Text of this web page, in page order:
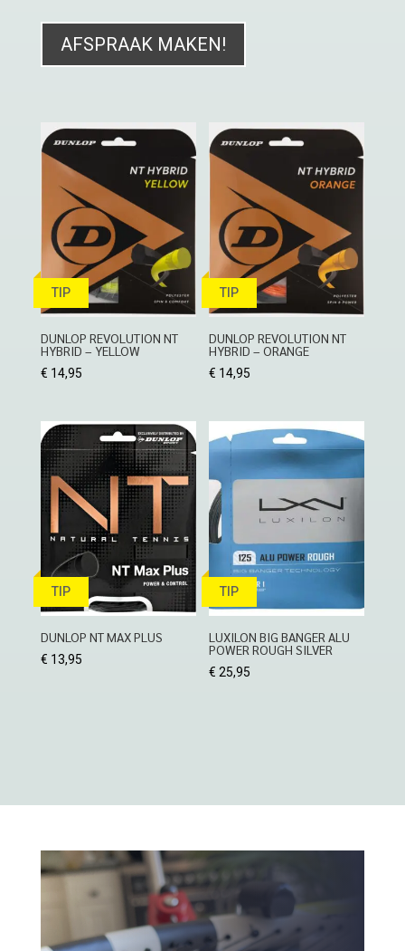
AFSPRAAK MAKEN!
TIP
DUNLOP REVOLUTION NT
HYBRID – YELLOW
€ 14,95
TIP
DUNLOP REVOLUTION NT
HYBRID – ORANGE
€ 14,95
TIP
DUNLOP NT MAX PLUS
€ 13,95
TIP
LUXILON BIG BANGER ALU
POWER ROUGH SILVER
€ 25,95